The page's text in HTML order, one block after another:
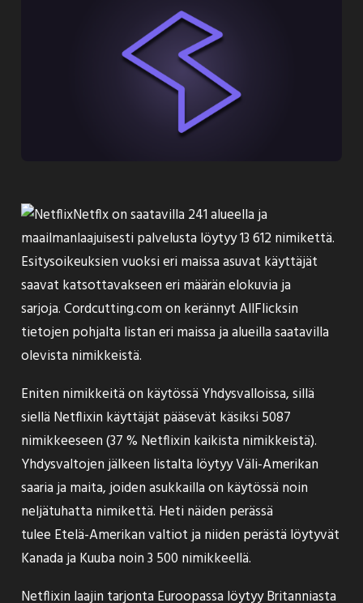
Netflx on saatavilla 241 alueella ja
maailmanlaajuisesti palvelusta löytyy 13 612 nimikettä.
Esitysoikeuksien vuoksi eri maissa asuvat käyttäjät
saavat katsottavakseen eri määrän elokuvia ja
sarjoja. Cordcutting.com on kerännytAllFlicksin
tietojen pohjalta listan eri maissa ja alueilla saatavilla
olevista nimikkeistä.
Eniten nimikkeitä on käytössä Yhdysvalloissa, sillä
siellä Netflixin käyttäjät pääsevät käsiksi 5087
nimikkeeseen (37 % Netflixin kaikista nimikkeistä).
Yhdysvaltojen jälkeen listalta löytyy Väli-Amerikan
saaria ja maita, joiden asukkailla on käytössä noin
neljätuhatta nimikettä. Heti näiden perässä
tulee Etelä-Amerikan valtiot ja niiden perästä löytyvät
Kanada ja Kuuba noin 3 500 nimikkeellä.
Netflixin laajin tarjonta Euroopassa löytyy Britanniasta